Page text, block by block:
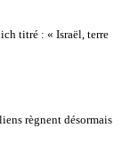
titré : « Israël, terre
règnent désormais